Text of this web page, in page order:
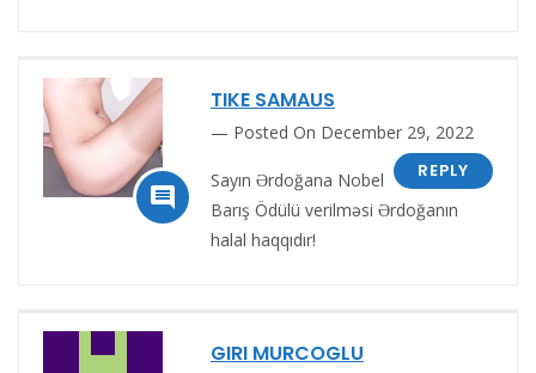

TIKE SAMAUS
Posted On December 29, 2022
REPLY
Sayın Ərdoğana Nobel
Barış Ödülü verilməsi Ərdoğanın
halal haqqıdır!
GIRI MURCOGLU